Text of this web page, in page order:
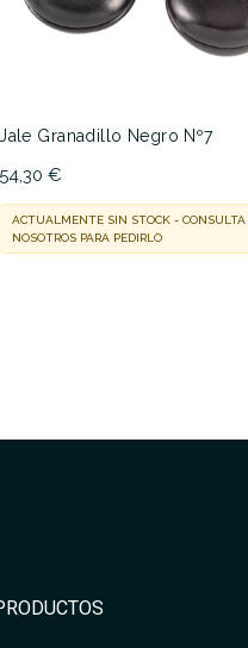
Jale Granadillo Negro Nº7
54,30 €
ACTUALMENTE SIN STOCK - CONSULTA
NOSOTROS PARA PEDIRLO